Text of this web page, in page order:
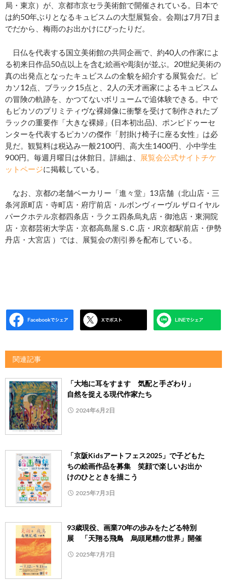
局・東京）が、京都市京セラ美術館で開催されている。日本で
は約50年ぶりとなるキュビスムの大型展覧会。会期は7月7日ま
でだから、梅雨のお出かけにぴったりだ。
日仏を代表する国立美術館の共同企画で、約40人の作家によ
る初来日作品50点以上を含む絵画や彫刻が並ぶ。20世紀美術の
真の出発点となったキュビスムの全貌を紹介する展覧会だ。ピ
カソ12点、ブラック15点と、2人の天才画家によるキュビスム
の冒険の軌跡を、かつてないボリュームで追体験できる。中で
もピカソのプリミティヴな裸婦像に衝撃を受けて制作されたブ
ラックの重要作「大きな裸婦」(日本初出品)、ポンピドゥーセ
ンターを代表するピカソの傑作「肘掛け椅子に座る女性」は必
見だ。観覧料は税込み一般2100円、高大生1400円、小中学生
900円。毎週月曜日は休館日。詳細は、
展覧会公式サイトチケ
ットページに掲載している。
なお、京都の老舗ベーカリー「進々堂」13店舗（北山店・三
条河原町店・寺町店・府庁前店・ルボンヴィーヴル ザロイヤル
パークホテル京都四条店・ラクエ四条烏丸店・御池店・東洞院
店・京都芸術大学店・京都高島屋Ｓ.Ｃ.店・JR京都駅前店・伊勢
丹店・大宮店 ）では、展覧会の割引券を配布している。
関連記事
「大地に耳をすます 気配と手ざわり」
自然を捉える現代作家たち
2024年6月2日
「京阪Kidsアートフェス2025」で子どもた
ちの絵画作品を募集 笑顔で楽しいお出か
けのひとときを描こう
2025年7月3日
93歳現役、画業70年の歩みをたどる特別
展 「天翔る飛鳥 烏頭尾精の世界」開催
2025年7月7日